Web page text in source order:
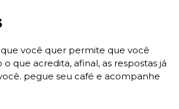
você quer permite que você
que acredita, afinal, as respostas já
pegue seu café e acompanhe